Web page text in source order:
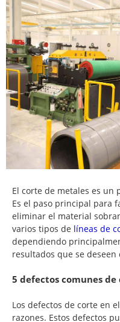
El corte de metales es un
Es el paso principal para
eliminar el material
varios tipos de líneas de
dependiendo
resultados que se deseen
5 defectos comunes
Los defectos de corte en
razones. Estos defectos